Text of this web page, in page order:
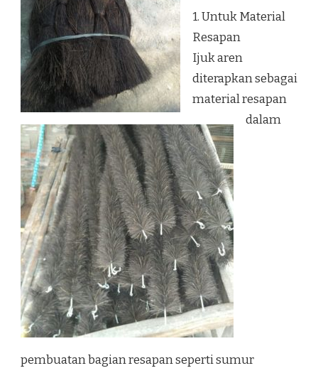
1. Untuk Material
Resapan
Ijuk aren
diterapkan sebagai
material resapan
dalam
pembuatan bagian resapan seperti sumur